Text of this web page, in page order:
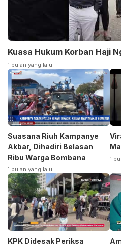
Kuasa Hukum Korban Haji
1 bulan yang lalu
Suasana Riuh Kampanye
Akbar, Dihadiri Belasan
Ribu Warga Bombana
1 bulan yang lalu
1
KPK Didesak Periksa